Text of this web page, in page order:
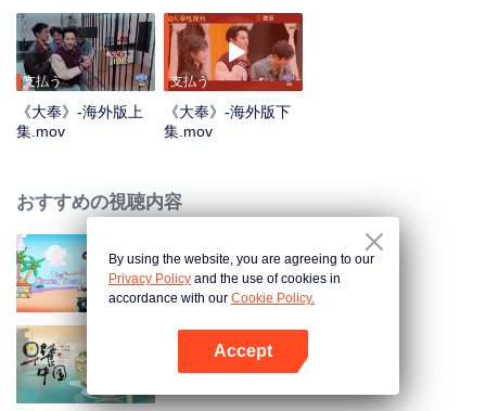
支払う
《大奉》-海外版上
集.mov
支払う
《大奉》-海外版下
集.mov
おすすめの視聴内容
The Shining Stars
Breakfast in China
By using the website, you are agreeing to our
Privacy Policy and the use of cookies in
accordance with our Cookie Policy.
Accept